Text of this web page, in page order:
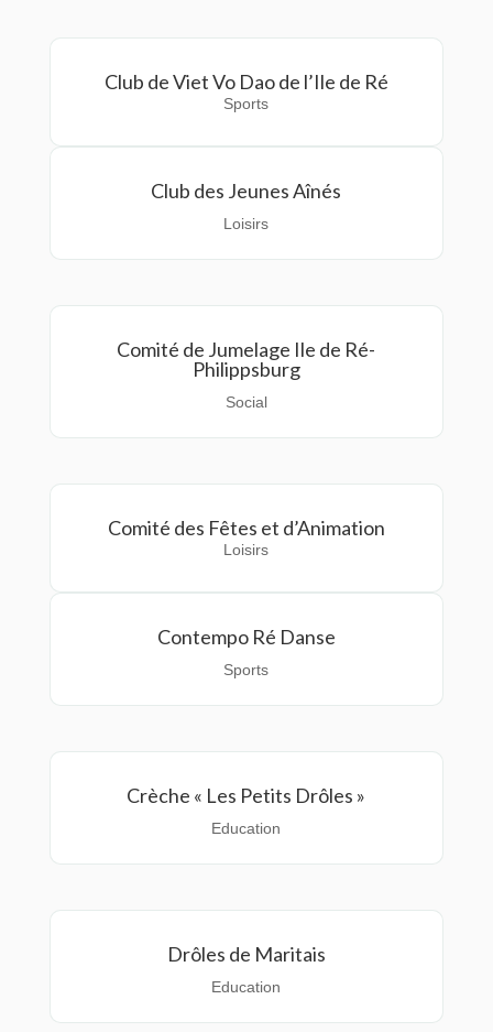
Club de Viet Vo Dao de l’Ile de Ré
Sports
Club des Jeunes Aînés
Loisirs
Comité de Jumelage Ile de Ré-
Philippsburg
Social
Comité des Fêtes et d’Animation
Loisirs
Contempo Ré Danse
Sports
Crèche « Les Petits Drôles »
Education
Drôles de Maritais
Education